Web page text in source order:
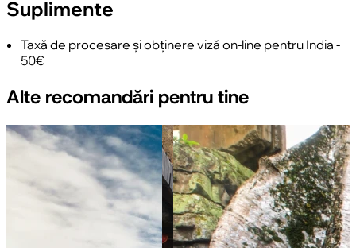
Suplimente
Taxă de procesare și obținere viză on-line pentru India -
50€
Alte recomandări pentru tine